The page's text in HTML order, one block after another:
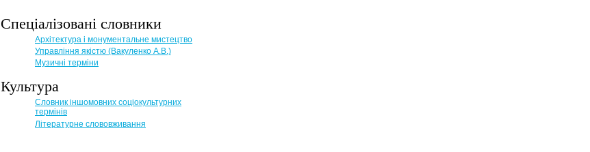
Спеціалізовані словники
Архітектура і монументальне мистецтво
Управління якістю (Вакуленко А.В.)
Музичні терміни
Культура
Словник іншомовних соціокультурних
термінів
Літературне слововживання